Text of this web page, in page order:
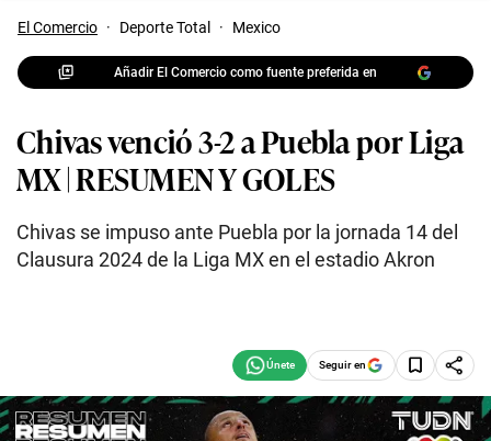
El Comercio · Deporte Total · Mexico
Añadir El Comercio como fuente preferida en
Chivas venció 3-2 a Puebla por Liga
MX | RESUMEN Y GOLES
Chivas se impuso ante Puebla por la jornada 14 del
Clausura 2024 de la Liga MX en el estadio Akron
Seguir en